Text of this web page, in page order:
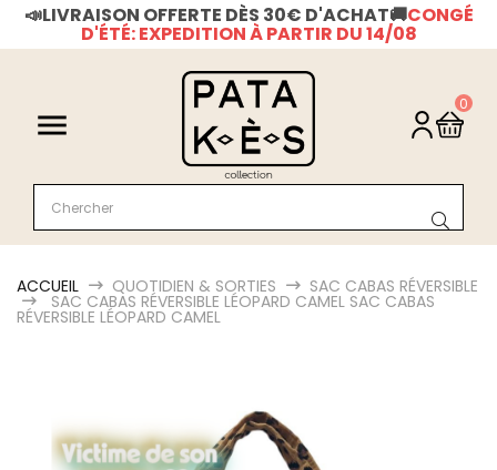
📣LIVRAISON OFFERTE DÈS 30€ D'ACHAT🚚CONGÉ
D'ÉTÉ: EXPEDITION À PARTIR DU 14/08

0
ACCUEIL QUOTIDIEN & SORTIES SAC CABAS RÉVERSIBLE
SAC CABAS RÉVERSIBLE LÉOPARD CAMEL SAC CABAS
RÉVERSIBLE LÉOPARD CAMEL